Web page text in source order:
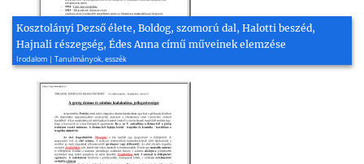
Kosztolányi Dezső élete, Boldog, szomorú dal, Halotti beszéd,
Hajnali részegség, Édes Anna című műveinek elemzése
Irodalom | Tanulmányok, esszék